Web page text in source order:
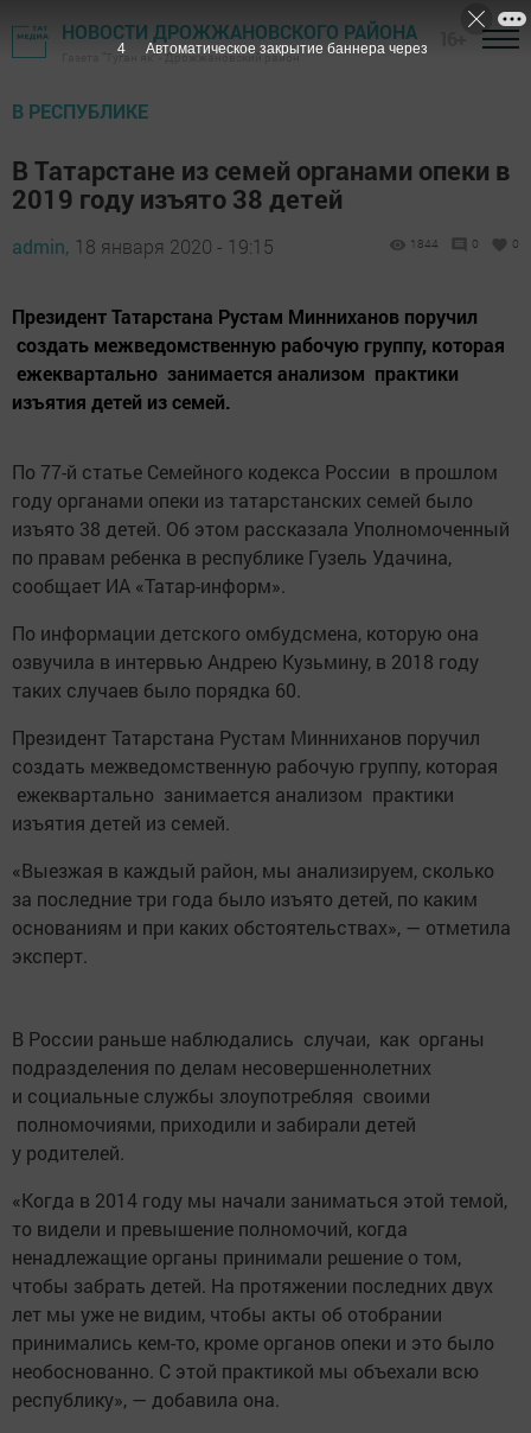
НОВОСТИ ДРОЖЖАНОВСКОГО РАЙОНА
Газета "Туган як" - Дрожжановский район
В РЕСПУБЛИКЕ
В Татарстане из семей органами опеки в
2019 году изъято 38 детей
admin, 18 января 2020 - 19:15 1844 0 0
Президент Татарстана Рустам Минниханов поручил
создать межведомственную рабочую группу, которая
ежеквартально занимается анализом практики
изъятия детей из семей.
По 77-й статье Семейного кодекса России в прошлом
году органами опеки из татарстанских семей было
изъято 38 детей. Об этом рассказала Уполномоченный
по правам ребенка в республике Гузель Удачина,
сообщает ИА «Татар-информ».
По информации детского омбудсмена, которую она
озвучила в интервью Андрею Кузьмину, в 2018 году
таких случаев было порядка 60.
Президент Татарстана Рустам Минниханов поручил
создать межведомственную рабочую группу, которая
ежеквартально занимается анализом практики
изъятия детей из семей.
«Выезжая в каждый район, мы анализируем, сколько
за последние три года было изъято детей, по каким
основаниям и при каких обстоятельствах», — отметила
эксперт.
В России раньше наблюдались случаи, как органы
подразделения по делам несовершеннолетних
и социальные службы злоупотребляя своими
полномочиями, приходили и забирали детей
у родителей.
«Когда в 2014 году мы начали заниматься этой темой,
то видели и превышение полномочий, когда
ненадлежащие органы принимали решение о том,
чтобы забрать детей. На протяжении последних двух
лет мы уже не видим, чтобы акты об отобрании
принимались кем-то, кроме органов опеки и это было
необоснованно. С этой практикой мы объехали всю
республику», — добавила она.
3 Автоматическое закрытие баннера через